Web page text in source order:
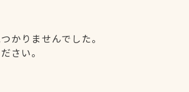
かりませんでした。
さい。